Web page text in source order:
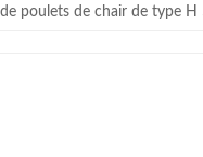
de poulets de chair de type H